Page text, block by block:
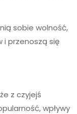
sobie wolność,
i przenoszą się
z czyjejś
wpływy